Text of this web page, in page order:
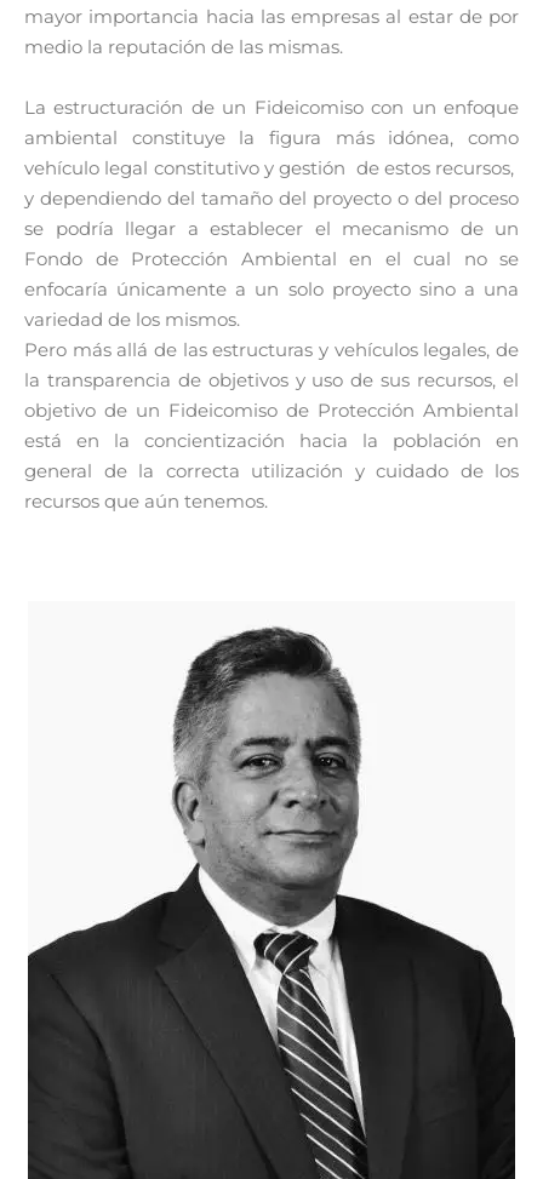
mayor importancia hacia las empresas al estar de por
medio la reputación de las mismas.
La estructuración de un Fideicomiso con un enfoque
ambiental constituye la figura más idónea, como
vehículo legal constitutivo y gestión de estos recursos,
y dependiendo del tamaño del proyecto o del proceso
se podría llegar a establecer el mecanismo de un
Fondo de Protección Ambiental en el cual no se
enfocaría únicamente a un solo proyecto sino a una
variedad de los mismos.
Pero más allá de las estructuras y vehículos legales, de
la transparencia de objetivos y uso de sus recursos, el
objetivo de un Fideicomiso de Protección Ambiental
está en la concientización hacia la población en
general de la correcta utilización y cuidado de los
recursos que aún tenemos.